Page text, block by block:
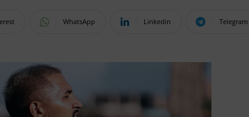
WhatsApp Linkedin Telegram